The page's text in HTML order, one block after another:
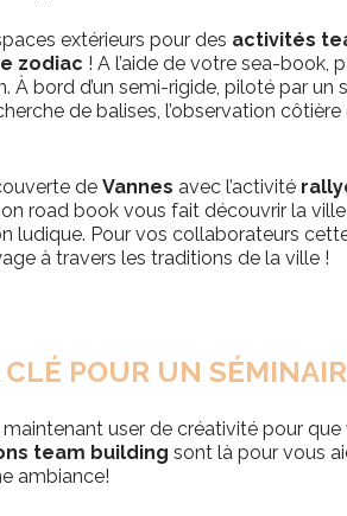
extérieurs pour des activités
zodiac ! A l’aide de votre sea-book, p
Àbord d’un semi-rigide, piloté par un
de balises, l’observation
de Vannes avec l’activité
road book vous fait découvrir la
ludique. Pour vos collaborateurs
à travers les traditions de la ville !
POUR UN
user de créativité pour
team building sont là pour vous
ambiance!